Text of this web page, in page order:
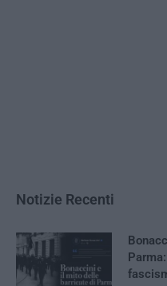
Notizie Recenti